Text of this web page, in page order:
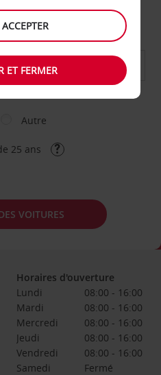
de retour
DATE DE RETOUR
Autre
25 ans
VOITURES
Horaires d'ouverture
Lundi
08:00 - 16:00
Mardi
08:00 - 16:00
Mercredi
08:00 - 16:00
Jeudi
08:00 - 16:00
Vendredi
08:00 - 16:00
Samedi
Fermé
ET FERMER